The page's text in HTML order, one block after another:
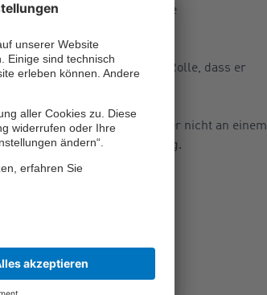
kannte und wusste
befahren werden durfte.
Es spiele daher keine Rolle, dass er
an diese halten, auch wenn er nicht an einem
dazu in der Urteilsbegründung.